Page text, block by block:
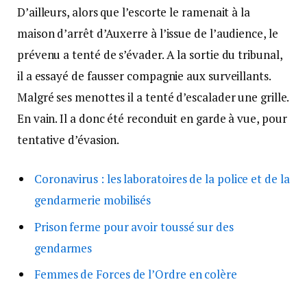
D’ailleurs, alors que l’escorte le ramenait à la
maison d’arrêt d’Auxerre à l’issue de l’audience, le
prévenu a tenté de s’évader. A la sortie du tribunal,
il a essayé de fausser compagnie aux surveillants.
Malgré ses menottes il a tenté d’escalader une grille.
En vain. Il a donc été reconduit en garde à vue, pour
tentative d’évasion.
Coronavirus : les laboratoires de la police et de la
gendarmerie mobilisés
Prison ferme pour avoir toussé sur des
gendarmes
Femmes de Forces de l’Ordre en colère